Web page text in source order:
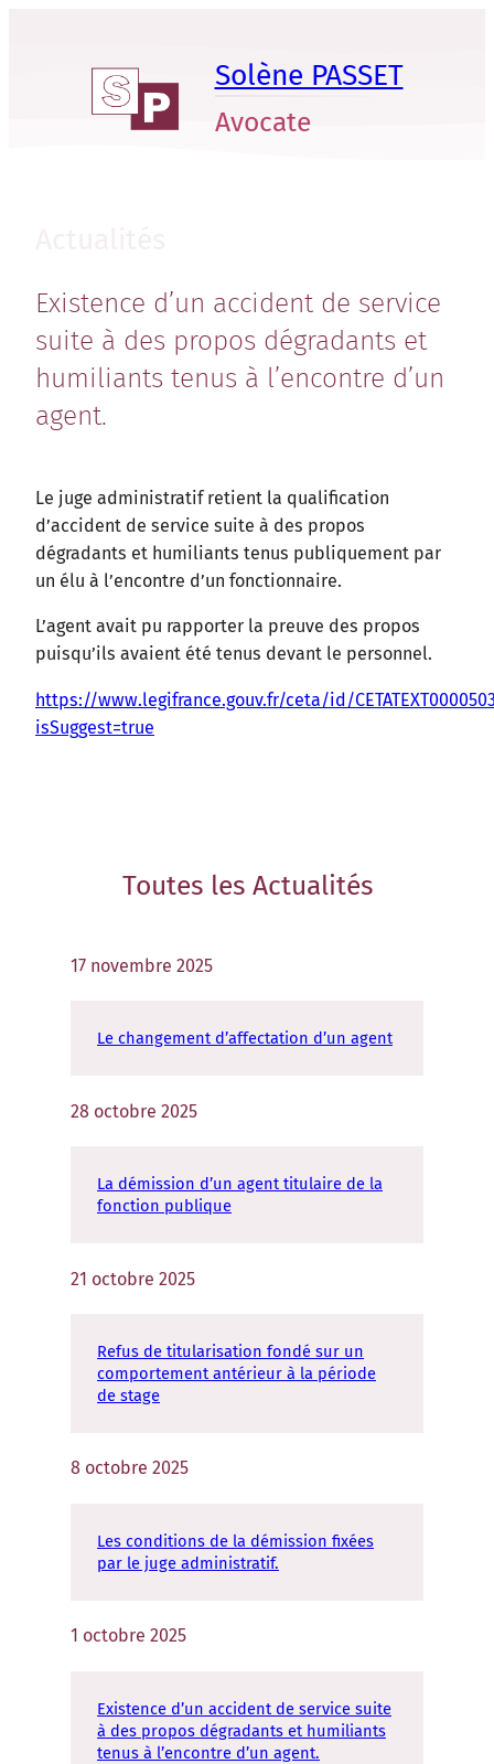
Solène PASSET
Avocate
Existence d’un accident de service
suite à des propos dégradants et
humiliants tenus à l’encontre d’un
agent.
Le juge administratif retient la qualification
d’accident de service suite à des propos
dégradants et humiliants tenus publiquement par
un élu à l’encontre d’un fonctionnaire.
L’agent avait pu rapporter la preuve des propos
puisqu’ils avaient été tenus devant le personnel.
https://www.legifrance.gouv.fr/ceta/id/
isSuggest=true
Toutes les Actualités
17 novembre 2025
Le changement d’affectation d’un agent
28 octobre 2025
La démission d’un agent titulaire de la
fonction publique
21 octobre 2025
Refus de titularisation fondé sur un
comportement antérieur à la période
de stage
8 octobre 2025
Les conditions de la démission fixées
par le juge administratif.
1 octobre 2025
Existence d’un accident de service suite
à des propos dégradants et humiliants
tenus à l’encontre d’un agent.